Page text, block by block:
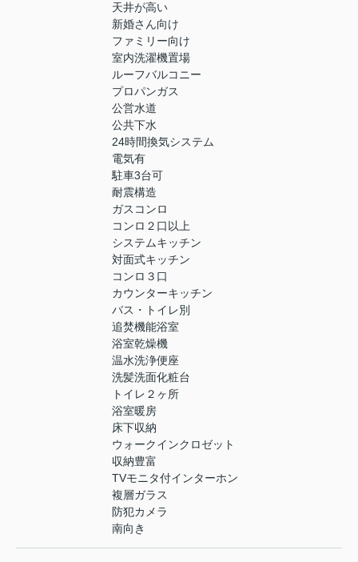
天井が高い
新婚さん向け
ファミリー向け
室内洗濯機置場
ルーフバルコニー
プロパンガス
公営水道
公共下水
24時間換気システム
電気有
駐車3台可
耐震構造
ガスコンロ
コンロ２口以上
システムキッチン
対面式キッチン
コンロ３口
カウンターキッチン
バス・トイレ別
追焚機能浴室
浴室乾燥機
温水洗浄便座
洗髪洗面化粧台
トイレ２ヶ所
浴室暖房
床下収納
ウォークインクロゼット
収納豊富
TVモニタ付インターホン
複層ガラス
防犯カメラ
南向き